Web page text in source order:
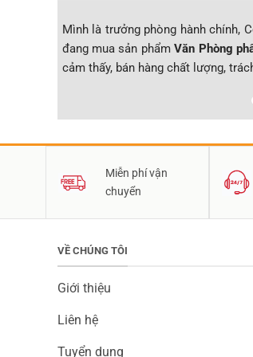
Mình là trưởng phòng hành chính,
đang mua sản phẩmVăn Phòng
cảm thấy, bán hàng chất lượng,
Miễn phí vận
chuyển
VỀ CHÚNG TÔI
Giới thiệu
Liên hệ
Tuyển dụng